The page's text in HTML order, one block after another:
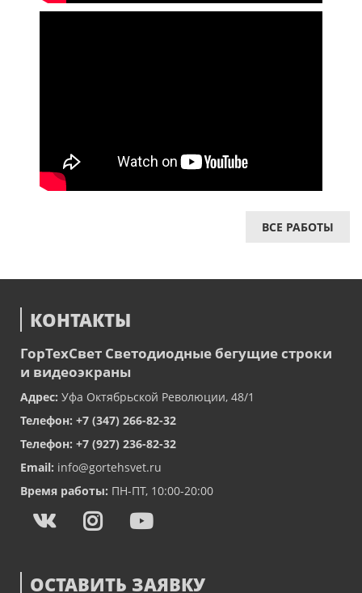
ВСЕ РАБОТЫ
КОНТАКТЫ
ГорТехСвет Светодиодные бегущие строки
и видеоэкраны
Адрес: Уфа Октябрьской Революции, 48/1
Телефон: +7 (347) 266-82-32
Телефон: +7 (927) 236-82-32
Email: info@gortehsvet.ru
Время работы: ПН-ПТ, 10:00-20:00
ОСТАВИТЬ ЗАЯВКУ